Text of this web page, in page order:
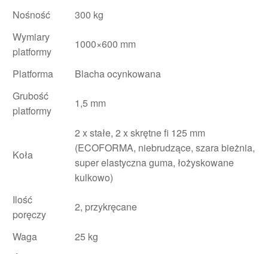
Nośność
300 kg
Wymiary
platformy
1000×600 mm
Platforma
Blacha ocynkowana
Grubość
platformy
1,5 mm
Koła
2 x stałe, 2 x skrętne fi 125 mm
(ECOFORMA, niebrudzące, szara bieżnia,
super elastyczna guma, łożyskowane
kulkowo)
Ilość
poręczy
2, przykręcane
Waga
25 kg